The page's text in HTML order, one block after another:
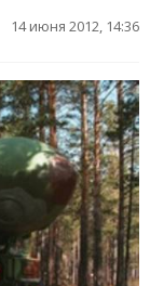
14 июня 2012, 14:36